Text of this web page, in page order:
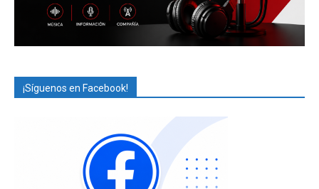
¡Síguenos en Facebook!